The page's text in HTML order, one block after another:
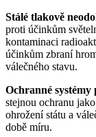
Stálé tlakově
proti účinkům
kontaminaci
účinkům zbraní
válečného stavu.
Ochranné
stejnou ochranu
ohrožení státu a
době míru.